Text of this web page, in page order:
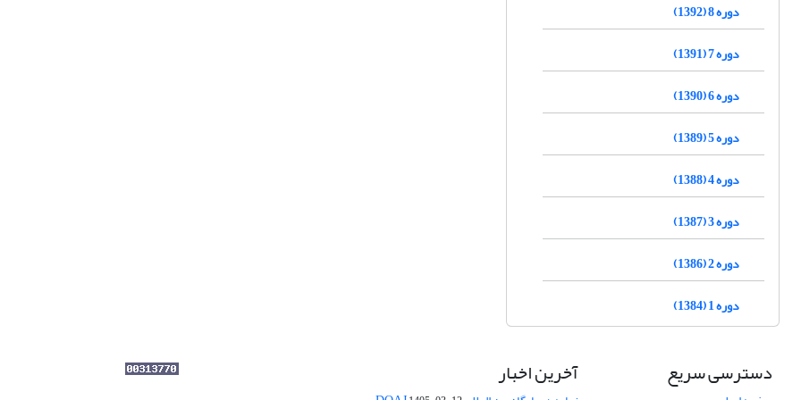
دوره 8 (1392)
دوره 7 (1391)
دوره 6 (1390)
دوره 5 (1389)
دوره 4 (1388)
دوره 3 (1387)
دوره 2 (1386)
دوره 1 (1384)
دسترسی سریع آخرین اخبار